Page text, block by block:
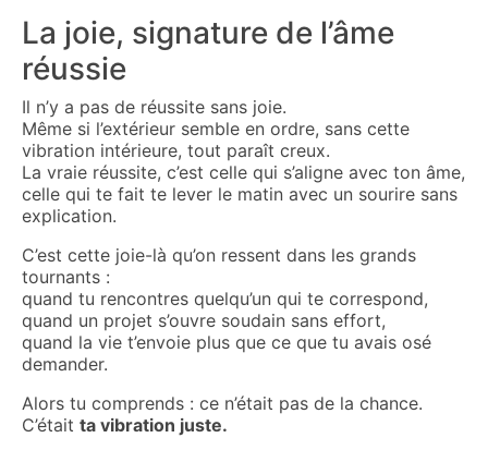
La joie, signature de l’âme
réussie
Il n’y a pas de réussite sans joie.
Même si l’extérieur semble en ordre, sans cette
vibration intérieure, tout paraît creux.
La vraie réussite, c’est celle qui s’aligne avec ton âme,
celle qui te fait te lever le matin avec un sourire sans
explication.
C’est cette joie-là qu’on ressent dans les grands
tournants :
quand tu rencontres quelqu’un qui te correspond,
quand un projet s’ouvre soudain sans effort,
quand la vie t’envoie plus que ce que tu avais osé
demander.
Alors tu comprends : ce n’était pas de la chance.
C’était ta vibration juste.